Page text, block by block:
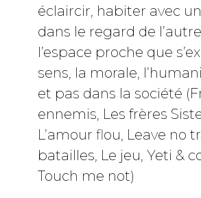
éclaircir, habiter avec
dans le regard de
l’espace proche que
sens, la morale,
et pas dans la société
ennemis, Les frères
L’amour flou, Leave no
batailles, Le jeu, Yeti &
Touch me not)